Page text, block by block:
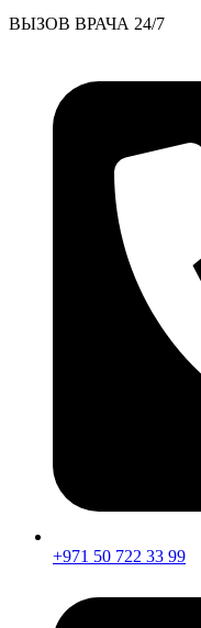
ВЫЗОВ ВРАЧА 24/7
+971 50 722 33 99